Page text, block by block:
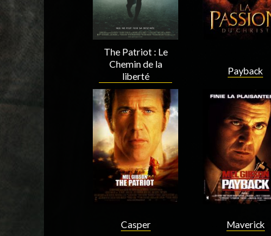
Réalisateur
Scenariste
Réalisateur
The Patriot : Le
Chemin de la
liberté
Payback
Casper Maverick